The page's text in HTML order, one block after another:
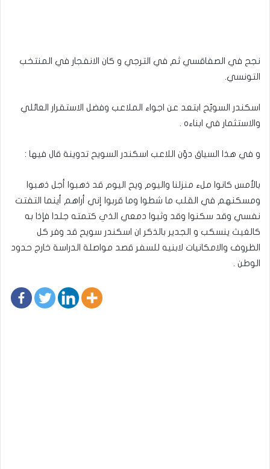
نجح في الصفاقسي ثم في الترجي و كان الانفجار في المنتخب
التونسي.
اسكندر السويّح ابتعد عن اجواء الملاعب وفضل الاستقرار العائلي
والاستثمار في ابناءه .
و في هذا السياق دوّن اللاعب اسكندر السويح تدوينة قال فيها :
بالأمس كانوا ملء منزلنا واليوم ويح اليوم قد ذهبوا أجل ذهبوا
ومسكنهم في القلب ما شطوا وما قربوا إني أراهم أينما التفتت
نفسي وقد سكنوا وقد وثبوا دمعي الذي كتمته جلدا فإذا به
كالغيث ينسكب و الجدير بالذكر ان اسكندر سويح قد وفر كل
الظروف والامكانيات لابنيه للسفر قصد مواصلة الدراسة خارج حدود
الوطن .